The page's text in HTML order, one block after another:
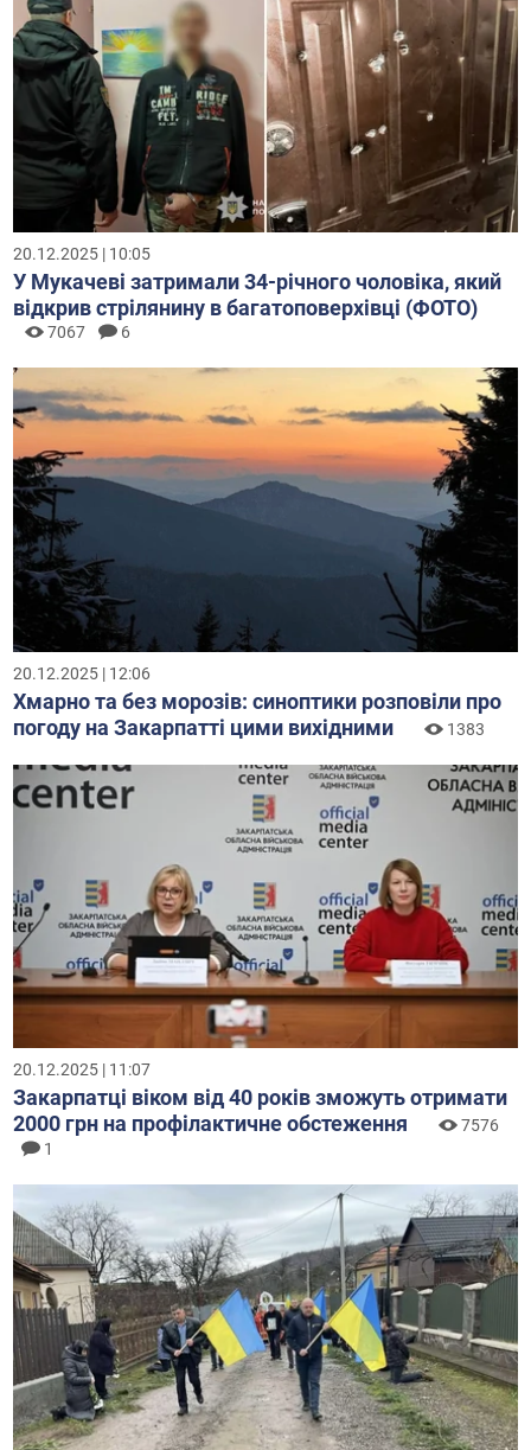
20.12.2025 | 10:05
У Мукачеві затримали 34-річного чоловіка, який
відкрив стрілянину в багатоповерхівці (ФОТО)
7067 6
20.12.2025 | 12:06
Хмарно та без морозів: синоптики розповіли про
погоду на Закарпатті цими вихідними
1383
20.12.2025 | 11:07
Закарпатці віком від 40 років зможуть отримати
2000 грн на профілактичне обстеження
7576
1